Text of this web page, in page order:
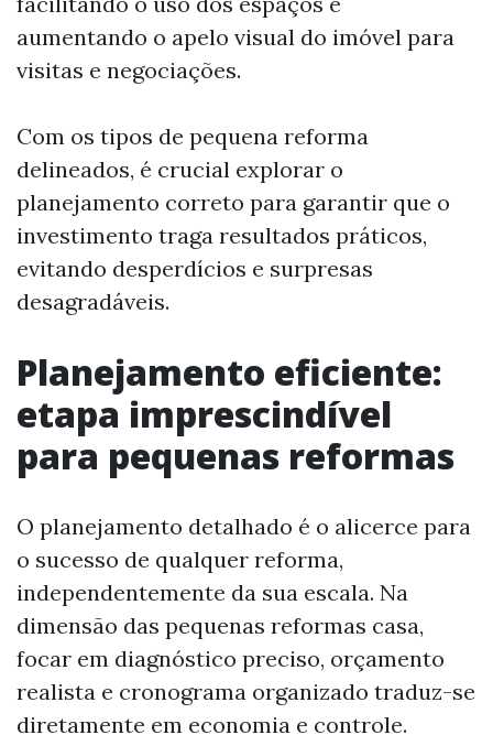
aumentando o apelo visual do imóvel para
visitas e negociações.
Com os tipos de pequena reforma
delineados, é crucial explorar o
planejamento correto para garantir que o
investimento traga resultados práticos,
evitando desperdícios e surpresas
desagradáveis.
Planejamento eficiente:
etapa imprescindível
para pequenas reformas
O planejamento detalhado é o alicerce para
o sucesso de qualquer reforma,
independentemente da sua escala. Na
dimensão das pequenas reformas casa,
focar em diagnóstico preciso, orçamento
realista e cronograma organizado traduz-se
diretamente em economia e controle.